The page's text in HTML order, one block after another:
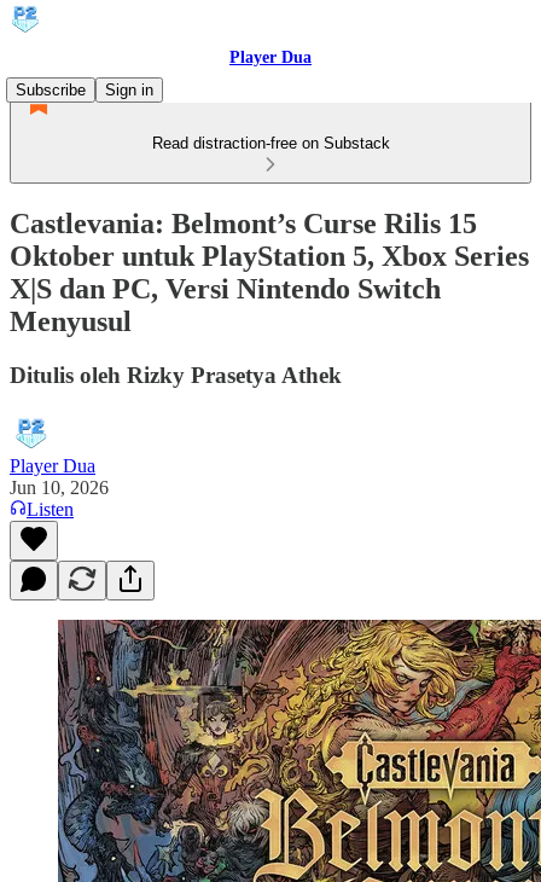
Player Dua
Subscribe
Sign in
Read distraction-free on Substack
Castlevania: Belmont’s Curse Rilis 15
Oktober untuk PlayStation 5, Xbox Series
X|S dan PC, Versi Nintendo Switch
Menyusul
Ditulis oleh Rizky Prasetya Athek
Player Dua
Jun 10, 2026
Listen